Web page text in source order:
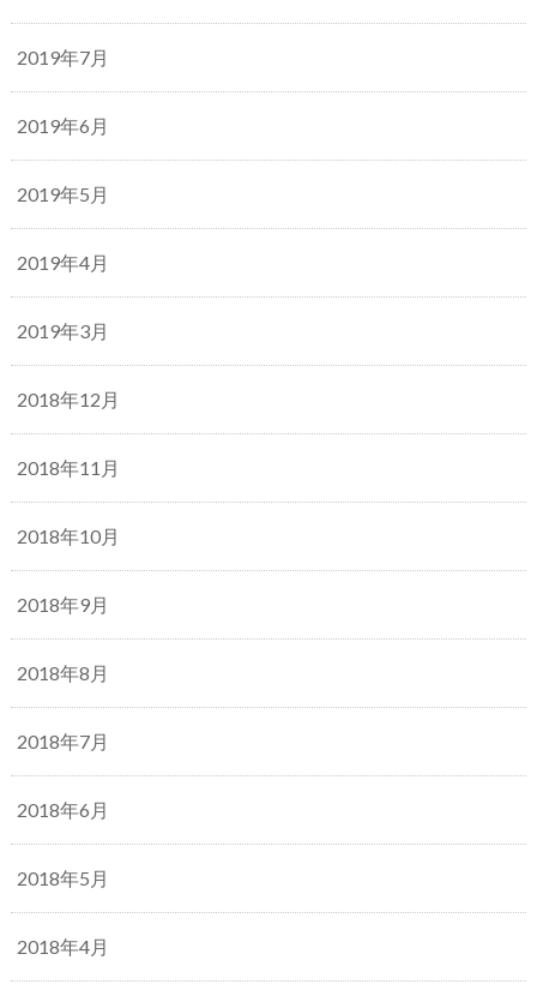
2019年7月
2019年6月
2019年5月
2019年4月
2019年3月
2018年12月
2018年11月
2018年10月
2018年9月
2018年8月
2018年7月
2018年6月
2018年5月
2018年4月